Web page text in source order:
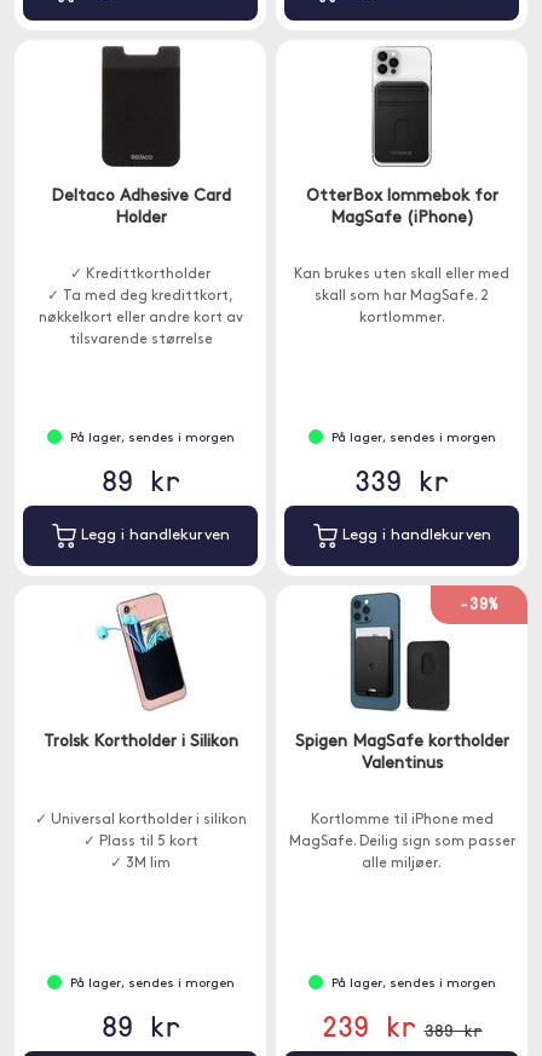
Deltaco Adhesive Card
Holder
✓ Kredittkortholder
✓ Ta med deg kredittkort,
nøkkelkort eller andre kort av
tilsvarende størrelse
På lager, sendes i morgen
89 kr
Legg i handlekurven
OtterBox lommebok for
MagSafe (iPhone)
Kan brukes uten skall eller med
skall som har MagSafe. 2
kortlommer.
På lager, sendes i morgen
339 kr
Legg i handlekurven
Trolsk Kortholder i Silikon
✓ Universal kortholder i silikon
✓ Plass til 5 kort
✓ 3M lim
På lager, sendes i morgen
89 kr
-39%
Spigen MagSafe kortholder
Valentinus
Kortlomme til iPhone med
MagSafe. Deilig sign som passer
alle miljøer.
På lager, sendes i morgen
239 kr 389 kr